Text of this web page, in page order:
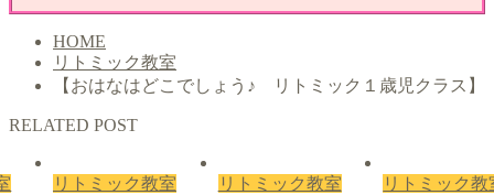
HOME
リトミック教室
【おはなはどこでしょう♪ リトミック１歳児クラス】
RELATED POST
リトミック教室 リトミック教室 リトミック教